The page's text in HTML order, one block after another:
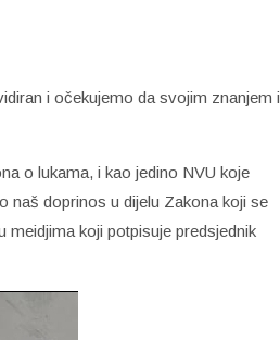
i očekujemo da svojim znanjem i
o lukama, i kao jedino NVU koje
naš doprinos u dijelu Zakona koji se
koji potpisuje predsjednik